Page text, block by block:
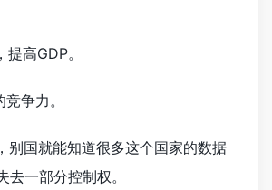
高GDP。
争力。
别国就能知道很多这个国家的数据
一部分控制权。